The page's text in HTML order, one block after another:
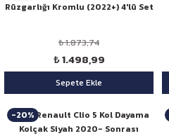
Rüzgarlığı Kromlu (2022+) 4'lü Set
₺ 1.873,74
₺ 1.498,99
Sepete Ekle
-20%
Niken Renault Clio 5 Kol Dayama
Kolçak Siyah 2020- Sonrası